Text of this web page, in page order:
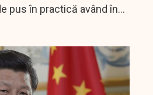
pus în practică având în
autohtonă,